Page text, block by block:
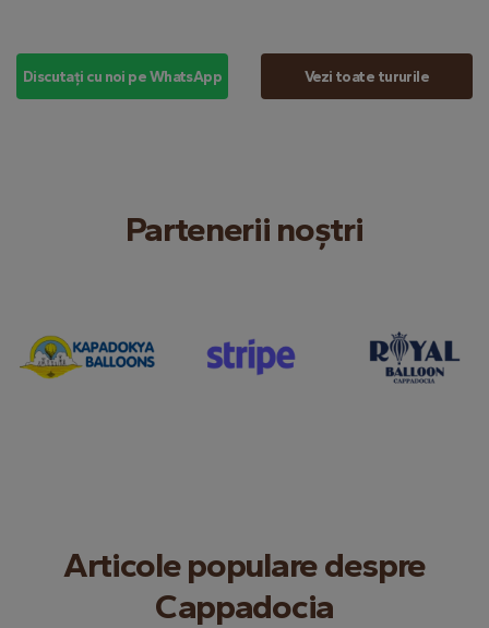
Discutați cu noi pe WhatsApp Vezi toate tururile
Partenerii noștri
Articole populare despre
Cappadocia